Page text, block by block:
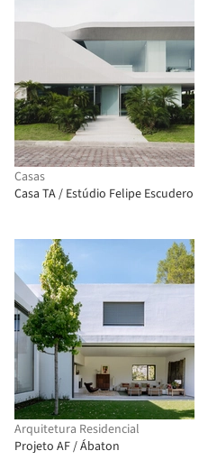
Casas
Casa TA / Estúdio Felipe Escudero
Arquitetura Residencial
Projeto AF / Ábaton